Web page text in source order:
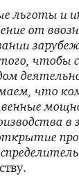
льготы и
от
того,
что